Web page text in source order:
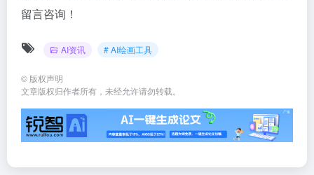
留言咨询！
AI资讯 # AI绘画工具
© 版权声明
文章版权归作者所有，未经允许请勿转载。